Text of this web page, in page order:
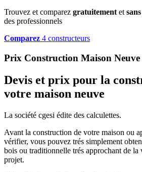
Trouvez et comparez gratuitement et
des professionnels
Comparez 4 constructeurs
Prix Construction Maison Neuve
Devis et prix pour la
votre maison neuve
La société cgesi édite des calculettes.
Avant la construction de votre maison ou
vérifier, vous pouvez trés simplement
bois ou traditionnelle trés approchant de la
projet.